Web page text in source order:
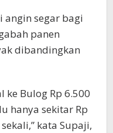
angin segar bagi
panen
dibandingkan
Bulog Rp 6.500
hanya sekitar Rp
kata Supaji,